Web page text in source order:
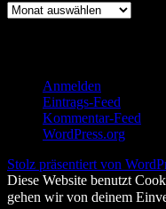
Beitragsarchiv
Anmelden
Eintrags-Feed
Kommentar-Feed
WordPress.org
Stolz präsentiert von
Diese Website benutzt
gehen wir von deinem